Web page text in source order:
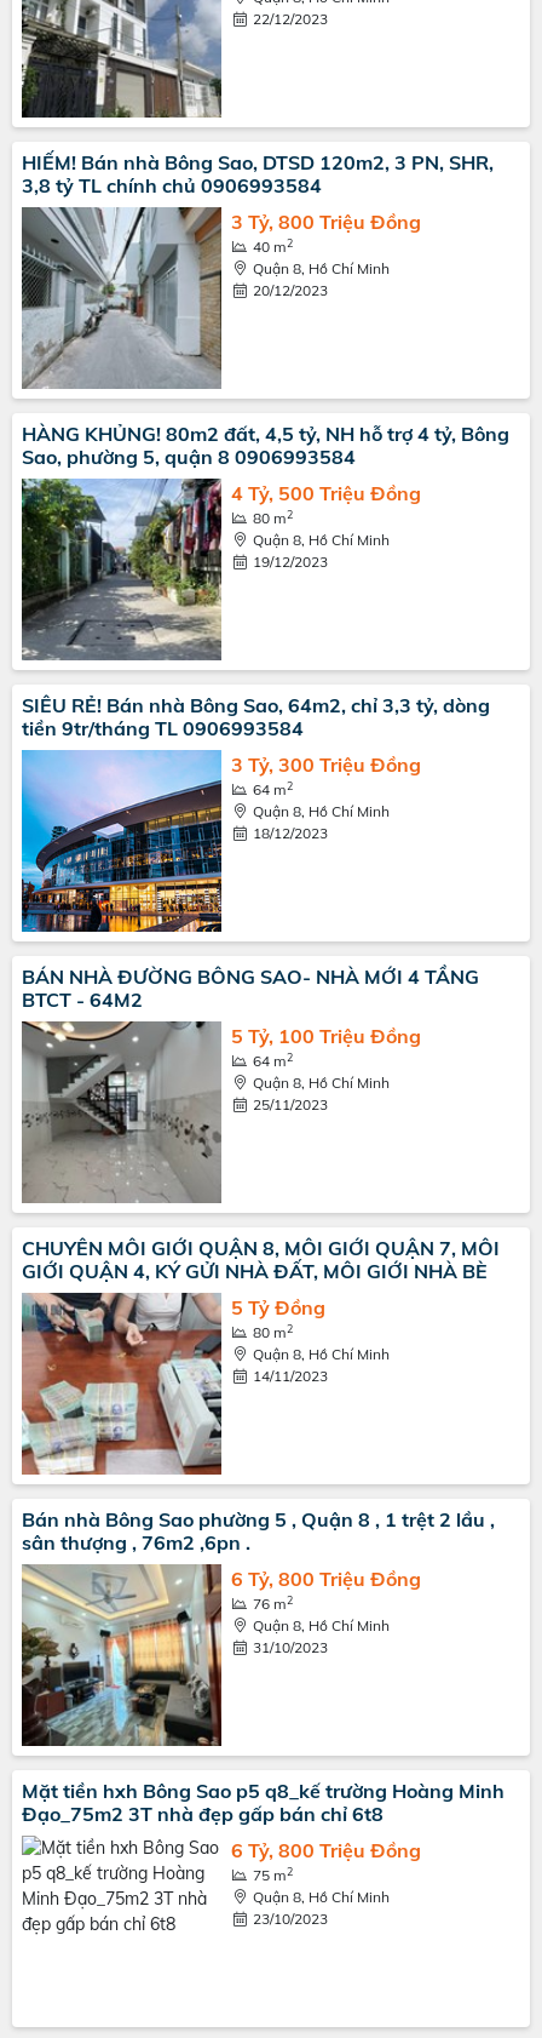
22/12/2023
HIẾM! Bán nhà Bông Sao, DTSD 120m2, 3 PN, SHR,
3,8 tỷ TL chính chủ 0906993584
3 Tỷ, 800 Triệu Đồng
40 m2
Quận 8, Hồ Chí Minh
20/12/2023
HÀNG KHỦNG! 80m2 đất, 4,5 tỷ, NH hỗ trợ 4 tỷ, Bông
Sao, phường 5, quận 8 0906993584
4 Tỷ, 500 Triệu Đồng
80 m2
Quận 8, Hồ Chí Minh
19/12/2023
SIÊU RẺ! Bán nhà Bông Sao, 64m2, chỉ 3,3 tỷ, dòng
tiền 9tr/tháng TL 0906993584
3 Tỷ, 300 Triệu Đồng
64 m2
Quận 8, Hồ Chí Minh
18/12/2023
BÁN NHÀ ĐƯỜNG BÔNG SAO- NHÀ MỚI 4 TẦNG
BTCT - 64M2
5 Tỷ, 100 Triệu Đồng
64 m2
Quận 8, Hồ Chí Minh
25/11/2023
CHUYÊN MÔI GIỚI QUẬN 8, MÔI GIỚI QUẬN 7, MÔI
GIỚI QUẬN 4, KÝ GỬI NHÀ ĐẤT, MÔI GIỚI NHÀ BÈ
5 Tỷ Đồng
80 m2
Quận 8, Hồ Chí Minh
14/11/2023
Bán nhà Bông Sao phường 5 , Quận 8 , 1 trệt 2 lầu ,
sân thượng , 76m2 ,6pn .
6 Tỷ, 800 Triệu Đồng
76 m2
Quận 8, Hồ Chí Minh
31/10/2023
Mặt tiền hxh Bông Sao p5 q8_kế trường Hoàng Minh
Đạo_75m2 3T nhà đẹp gấp bán chỉ 6t8
6 Tỷ, 800 Triệu Đồng
75 m2
Quận 8, Hồ Chí Minh
23/10/2023